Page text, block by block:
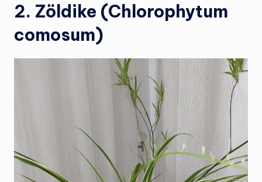
2. Zöldike (Chlorophytum
comosum)